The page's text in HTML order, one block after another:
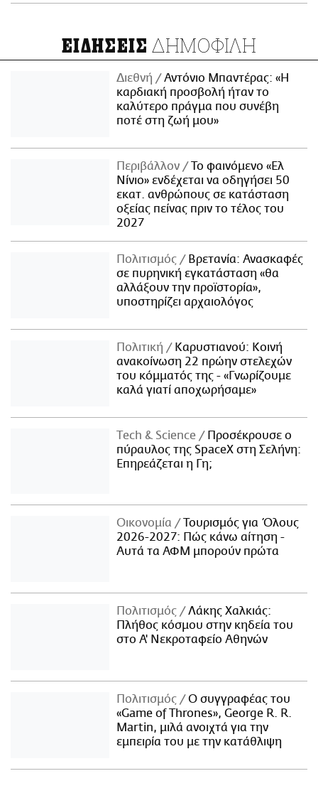
ΕΙΔΗΣΕΙΣ ΔΗΜΟΦΙΛΗ
Διεθνή
Αντόνιο Μπαντέρας: «Η
καρδιακή προσβολή ήταν το
καλύτερο πράγμα που συνέβη
ποτέ στη ζωή μου»
Περιβάλλον
Το φαινόμενο «Ελ
Νίνιο» ενδέχεται να οδηγήσει 50
εκατ. ανθρώπους σε κατάσταση
οξείας πείνας πριν το τέλος του
2027
Πολιτισμός
Βρετανία: Ανασκαφές
σε πυρηνική εγκατάσταση «θα
αλλάξουν την προϊστορία»,
υποστηρίζει αρχαιολόγος
Πολιτική
Καρυστιανού: Κοινή
ανακοίνωση 22 πρώην στελεχών
του κόμματός της - «Γνωρίζουμε
καλά γιατί αποχωρήσαμε»
Τech & Science
Προσέκρουσε ο
πύραυλος της SpaceX στη Σελήνη:
Επηρεάζεται η Γη;
Οικονομία
Τουρισμός για Όλους
2026-2027: Πώς κάνω αίτηση -
Αυτά τα ΑΦΜ μπορούν πρώτα
Πολιτισμός
Λάκης Χαλκιάς:
Πλήθος κόσμου στην κηδεία του
στο Α' Νεκροταφείο Αθηνών
Πολιτισμός
Ο συγγραφέας του
«Game of Thrones», George R. R.
Martin, μιλά ανοιχτά για την
εμπειρία του με την κατάθλιψη